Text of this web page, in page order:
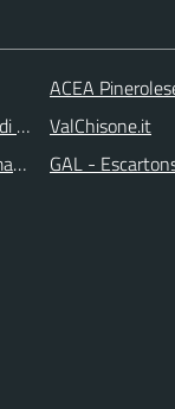
Torino
ACEA
ValChisone.it
GAL -